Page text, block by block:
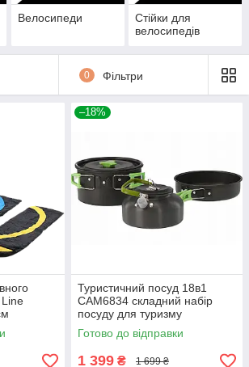
Велосипеди
Стійки для
велосипедів
0 Фільтри
Line
–18%
Туристичний посуд 18в1
CAM6834 складний набір
посуду для туризму
кемпінгове приладдя
Готово до відправки
1 399 ₴ 1 699 ₴